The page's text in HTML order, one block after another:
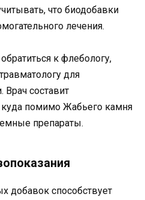
что биодобавки
лечения.
к флебологу,
для
Врач составит
куда помимо Жабьего камня
препараты.
добавок способствует